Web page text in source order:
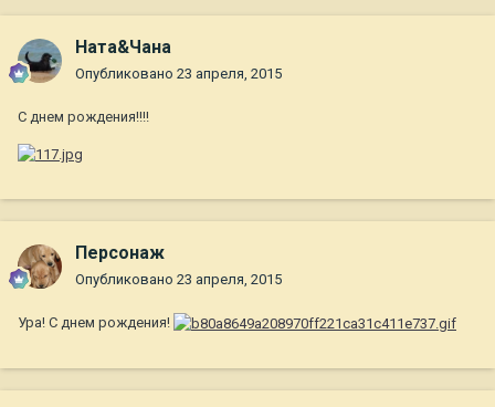
Ната&Чана
Опубликовано 23 апреля, 2015
С днем рождения!!!!
Персонаж
Опубликовано 23 апреля, 2015
Ура! С днем рождения!